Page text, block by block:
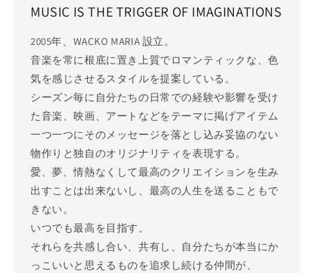
MUSIC IS THE TRIGGER OF IMAGINATIONS
2005年、WACKO MARIA 設立。
音楽を常に根底に置き上質でロマンティックな、色
気を感じさせるスタイルを提案している。
シーズン毎に自分たちの日常での経験や影響を受け
た音楽、映画、アートなどをテーマに掲げアイテム
一つ一つにそのメッセージを落とし込み妥協のない
物作りと独自のオリジナリティを表現する。
愛、夢、情熱なくして最高のクリエイションを生み
出すことは出来ないし、最高の人生を送ることもで
きない。
いつでも最高を目指す。
それらを共感し合い、共有し、自分たちが本当にか
っこいいと思えるものを追求し続ける仲間が、